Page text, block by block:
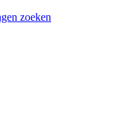
zoeken